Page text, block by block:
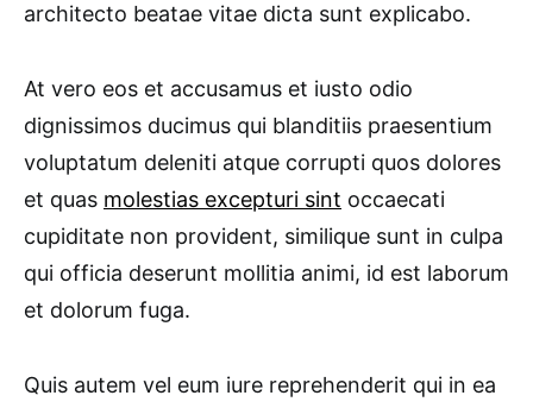
architecto beatae vitae dicta sunt explicabo.
At vero eos et accusamus et iusto odio
dignissimos ducimus qui blanditiis praesentium
voluptatum deleniti atque corrupti quos dolores
et quas molestias excepturi sint occaecati
cupiditate non provident, similique sunt in culpa
qui officia deserunt mollitia animi, id est laborum
et dolorum fuga.
Quis autem vel eum iure reprehenderit qui in ea